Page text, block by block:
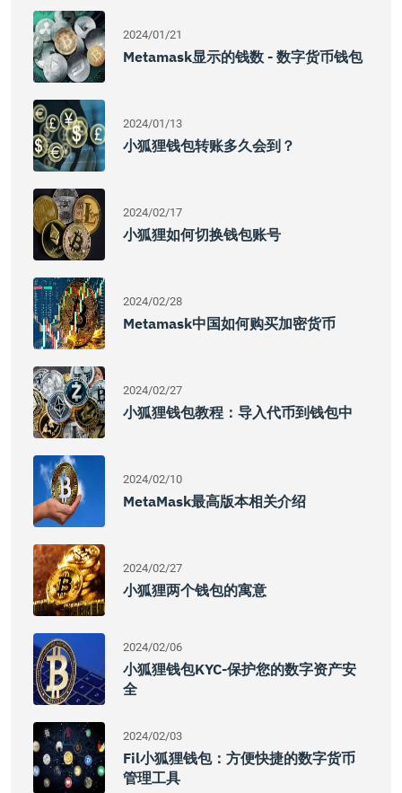
2024/01/21
Metamask显示的钱数 - 数字货币钱包
2024/01/13
小狐狸钱包转账多久会到？
2024/02/17
小狐狸如何切换钱包账号
2024/02/28
Metamask中国如何购买加密货币
2024/02/27
小狐狸钱包教程：导入代币到钱包中
2024/02/10
MetaMask最高版本相关介绍
2024/02/27
小狐狸两个钱包的寓意
2024/02/06
小狐狸钱包KYC-保护您的数字资产安
全
2024/02/03
Fil小狐狸钱包：方便快捷的数字货币
管理工具